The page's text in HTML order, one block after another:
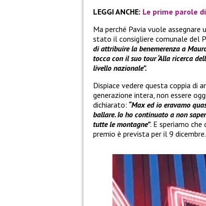
LEGGI ANCHE: Le prime parole
Ma perché Pavia vuole assegnare
stato il consigliere comunale del
di attribuire la benemerenza a
tocca con il suo tour ‘Alla ricerca
livello nazionale”.
Dispiace vedere questa coppia di
generazione intera, non essere
dichiarato: “Max ed io eravamo
ballare. Io ho continuato a non
tutte le montagne”. E speriamo
premio è prevista per il 9 dicembre.